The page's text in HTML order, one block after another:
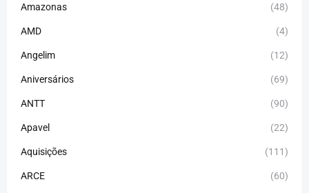
Amazonas (48)
AMD (4)
Angelim (12)
Aniversários (69)
ANTT (90)
Apavel (22)
Aquisições (111)
ARCE (60)